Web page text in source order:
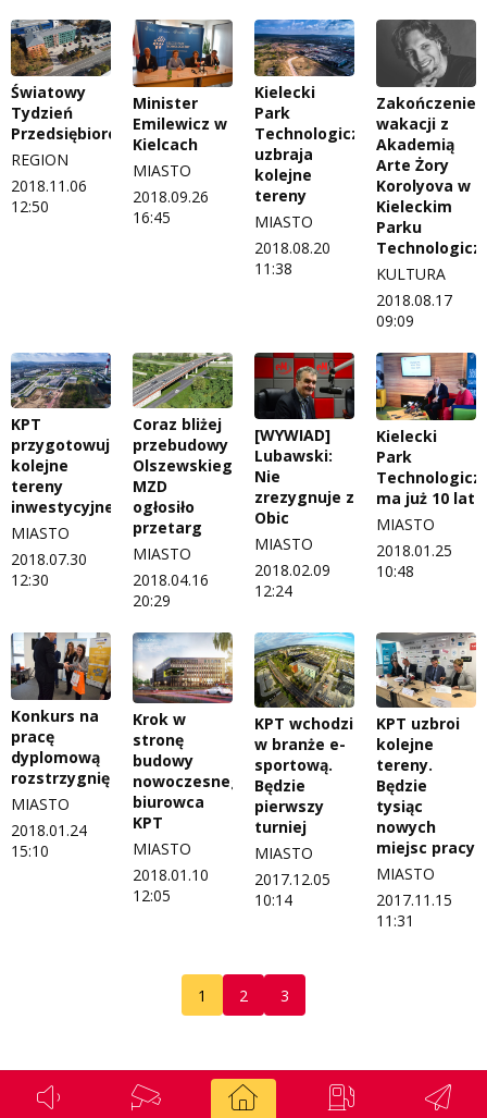
Światowy
Tydzień
Przedsiębiorczości
REGION
2018.11.06
12:50
Minister
Emilewicz w
Kielcach
MIASTO
2018.09.26
16:45
Kielecki
Park
Technologiczny
uzbraja
kolejne
tereny
MIASTO
2018.08.20
11:38
Zakończenie
wakacji z
Akademią
Arte Żory
Korolyova w
Kieleckim
Parku
KULTURA
2018.08.17
09:09
KPT
przygotowuje
kolejne
tereny
inwestycyjne
MIASTO
2018.07.30
12:30
Coraz bliżej
przebudowy
Olszewskiego.
MZD
ogłosiło
przetarg
MIASTO
2018.04.16
20:29
[WYWIAD]
Lubawski:
Nie
zrezygnuje z
Obic
MIASTO
2018.02.09
12:24
Kielecki
Park
ma już 10 lat
MIASTO
2018.01.25
10:48
Konkurs na
pracę
dyplomową
rozstrzygnięty
MIASTO
2018.01.24
15:10
Krok w
stronę
budowy
nowoczesnego
biurowca
KPT
MIASTO
2018.01.10
12:05
KPT wchodzi
w branże e-
sportową.
Będzie
pierwszy
turniej
MIASTO
2017.12.05
10:14
KPT uzbroi
kolejne
tereny.
Będzie
tysiąc
nowych
miejsc pracy
MIASTO
2017.11.15
11:31
1 2 3